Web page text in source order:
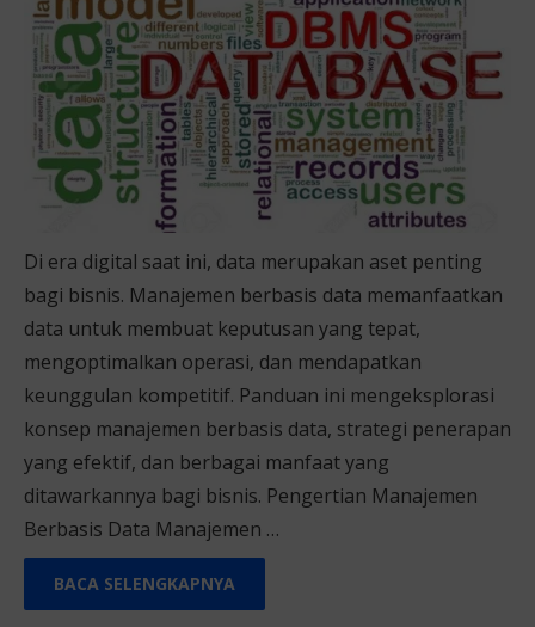
Di era digital saat ini, data merupakan aset penting
bagi bisnis. Manajemen berbasis data memanfaatkan
data untuk membuat keputusan yang tepat,
mengoptimalkan operasi, dan mendapatkan
keunggulan kompetitif. Panduan ini mengeksplorasi
konsep manajemen berbasis data, strategi penerapan
yang efektif, dan berbagai manfaat yang
ditawarkannya bagi bisnis. Pengertian Manajemen
Berbasis Data Manajemen …
BACA SELENGKAPNYA